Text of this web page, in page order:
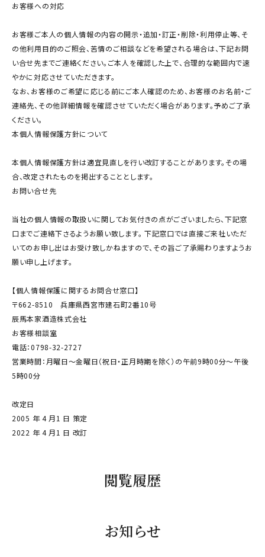
お客様への対応
お客様ご本人の個人情報の内容の開示・追加・訂正・削除・利用停止等、そ
の他利用目的のご照会、苦情のご相談などを希望される場合は、下記お問
い合せ先までご連絡ください。ご本人を確認した上で、合理的な範囲内で速
やかに対応させていただきます。
なお、お客様のご希望に応じる前にご本人確認のため、お客様のお名前・ご
連絡先、その他詳細情報を確認させていただく場合があります。予めご了承
ください。
本個人情報保護方針について
本個人情報保護方針は適宜見直しを行い改訂することがあります。その場
合、改定されたものを掲出することとします。
お問い合せ先
当社の個人情報の取扱いに関してお気付きの点がございましたら、下記窓
口までご連絡下さるようお願い致します。 下記窓口では直接ご来社いただ
いてのお申し出はお受け致しかねますので、その旨ご了承賜わりますようお
願い申し上げます。
【個人情報保護に関するお問合せ窓口】
〒662-8510 兵庫県西宮市建石町2番10号
辰馬本家酒造株式会社
お客様相談室
電話：0798-32-2727
営業時間：月曜日～金曜日（祝日・正月時期を除く）の午前9時00分～午後
5時00分
改定日
2005 年 4 月1 日 策定
2022 年 4 月1 日 改訂
閲覧履歴
お知らせ